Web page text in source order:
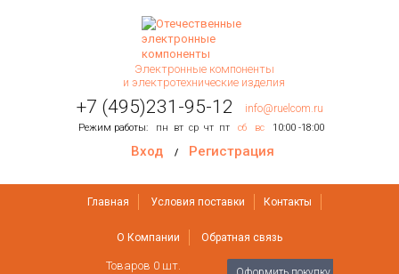
Электронные компоненты
и электротехнические изделия
+7 (495)231-95-12 info@ruelcom.ru
Режим работы: пн вт ср чт пт сб вс 10:00 -18:00
Вход / Регистрация
Главная Условия поставки Контакты
О Компании Обратная связь
Товаров 0 шт.